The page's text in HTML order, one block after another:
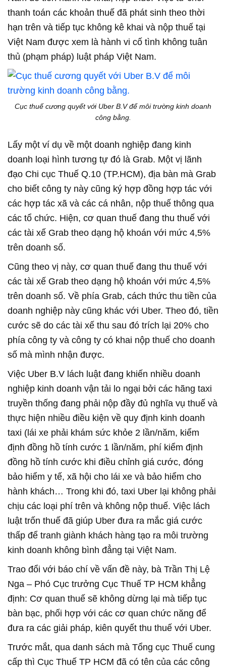
thanh toán các khoản thuế đã phát sinh theo thời
hạn trên và tiếp tục không kê khai và nộp thuế tại
Việt Nam được xem là hành vi cố tình không tuân
thủ (phạm pháp) luật pháp Việt Nam.
Cục thuế cương quyết với Uber B.V để môi trường kinh doanh
công bằng.
Lấy một ví dụ về một doanh nghiệp đang kinh
doanh loại hình tương tự đó là Grab. Một vị lãnh
đạo Chi cục Thuế Q.10 (TP.HCM), địa bàn mà Grab
cho biết công ty này cũng ký hợp đồng hợp tác với
các hợp tác xã và các cá nhân, nộp thuế thông qua
các tổ chức. Hiện, cơ quan thuế đang thu thuế với
các tài xế Grab theo dạng hộ khoán với mức 4,5%
trên doanh số.
Cũng theo vị này, cơ quan thuế đang thu thuế với
các tài xế Grab theo dạng hộ khoán với mức 4,5%
trên doanh số. Về phía Grab, cách thức thu tiền của
doanh nghiệp này cũng khác với Uber. Theo đó, tiền
cước sẽ do các tài xế thu sau đó trích lại 20% cho
phía công ty và công ty có khai nộp thuế cho doanh
số mà mình nhận được.
Việc Uber B.V lách luật đang khiến nhiều doanh
nghiệp kinh doanh vận tải lo ngại bởi các hãng taxi
truyền thống đang phải nộp đầy đủ nghĩa vụ thuế và
thực hiện nhiều điều kiện về quy định kinh doanh
taxi (lái xe phải khám sức khỏe 2 lần/năm, kiểm
định đồng hồ tính cước 1 lần/năm, phí kiểm định
đồng hồ tính cước khi điều chỉnh giá cước, đóng
bảo hiểm y tế, xã hội cho lái xe và bảo hiểm cho
hành khách… Trong khi đó, taxi Uber lại không phải
chịu các loại phí trên và không nộp thuế. Việc lách
luật trốn thuế đã giúp Uber đưa ra mắc giá cước
thấp để tranh giành khách hàng tạo ra môi trường
kinh doanh không bình đẳng tại Việt Nam.
Trao đổi với báo chí về vấn đề này, bà Trần Thị Lệ
Nga – Phó Cục trưởng Cục Thuế TP HCM khẳng
định: Cơ quan thuế sẽ không dừng lại mà tiếp tục
bàn bạc, phối hợp với các cơ quan chức năng để
đưa ra các giải pháp, kiên quyết thu thuế với Uber.
Trước mắt, qua danh sách mà Tổng cục Thuế cung
cấp thì Cục Thuế TP HCM đã có tên của các công